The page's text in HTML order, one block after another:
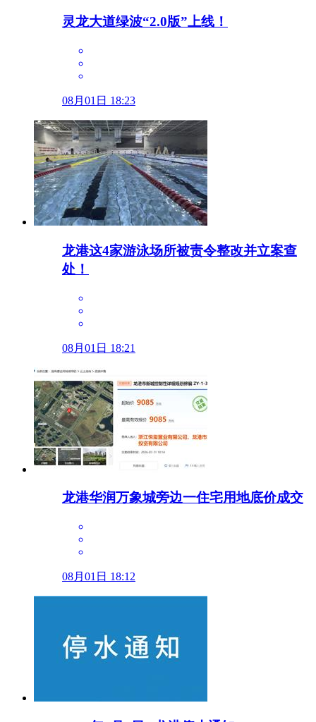
灵龙大道绿波“2.0版”上线！
08月01日 18:23
龙港这4家游泳场所被责令整改并立案查
处！
08月01日 18:21
龙港华润万象城旁边一住宅用地底价成交
08月01日 18:12